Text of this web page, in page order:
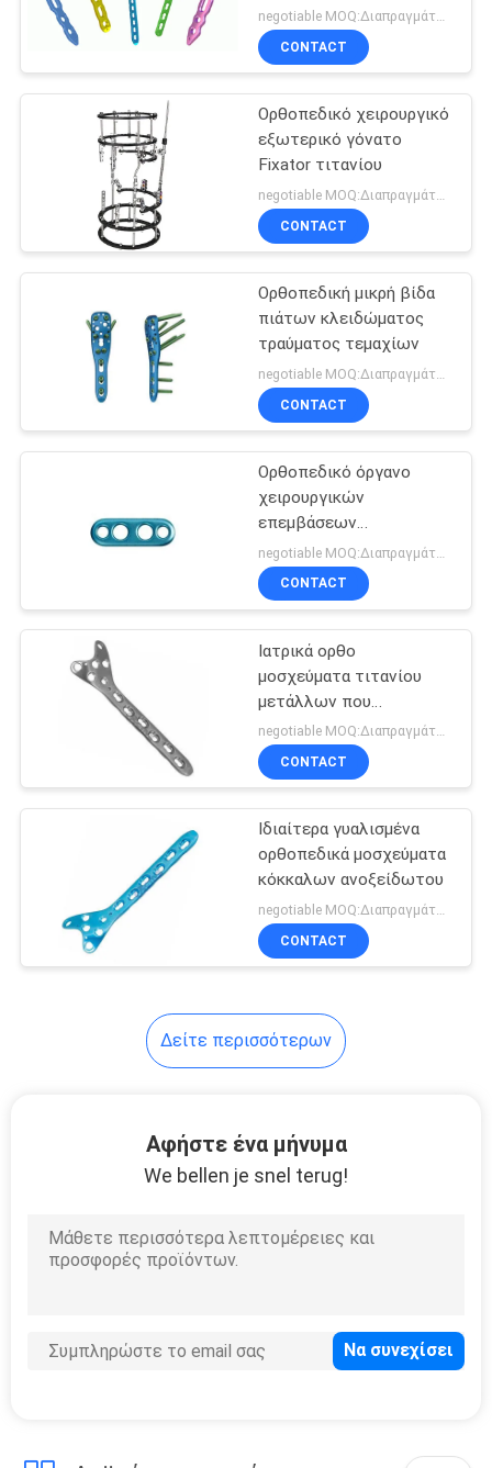
PRIVACY
Νωτιαίο σύνολο
οργάνων
12
Γενικά όργανα
χειρουργικών
επεμβάσεων
12
Σύστημα πιάτων
κλειδώματος
Γναθοπροσωπικής
πιάτα
CMF σύστημα
εργαλεία δύναμης
Trimalleolar κνημών
Fibular
negotiable MOQ:Διαπραγμάτευση
CONTACT
Ορθοπεδικό χειρουργικό
εξωτερικό γόνατο
Fixator τιτανίου
CONTACT
Ορθοπεδική μικρή βίδα
πιάτων κλειδώματος
τραύματος τεμαχίων
CONTACT
Ορθοπεδικό όργανο
χειρουργικών
επεμβάσεων
σπονδυλικών στηλών
cOem, ορθοπεδικό
πιάτο κλειδώματος
CONTACT
Ιατρικά ορθο
μοσχεύματα τιτανίου
μετάλλων που
ενδασφαλίζουν το καρφίnegotiable MOQ:Διαπραγμάτευση
CONTACT
Ιδιαίτερα γυαλισμένα
ορθοπεδικά μοσχεύματα
κόκκαλων ανοξείδωτου
negotiable MOQ:Διαπραγμάτευση
CONTACT
Δείτε περισσότερων
Αφήστε ένα μήνυμα
We bellen je snel terug!